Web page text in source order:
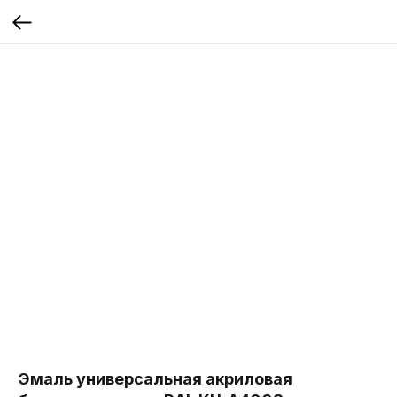
Эмаль универсальная акриловая